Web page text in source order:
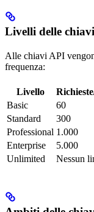
Livelli delle
Alle chiavi API
frequenza:
Livello
Basic
60
Standard
300
Professional 1.000
Enterprise
5.000
Unlimited
Nessun